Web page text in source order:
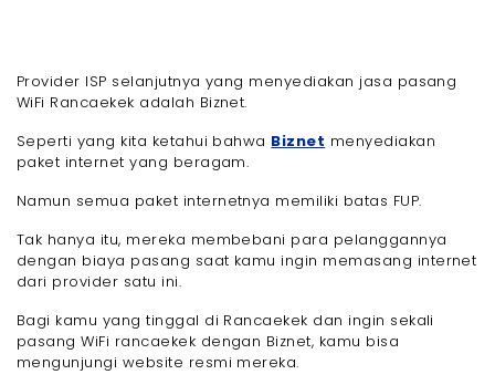
Provider ISP selanjutnya yang menyediakan jasa pasang
WiFi Rancaekek adalah Biznet.
Seperti yang kita ketahui bahwa Biznet menyediakan
paket internet yang beragam.
Namun semua paket internetnya memiliki batas FUP.
Tak hanya itu, mereka membebani para pelanggannya
dengan biaya pasang saat kamu ingin memasang internet
dari provider satu ini.
Bagi kamu yang tinggal di Rancaekek dan ingin sekali
pasang WiFi rancaekek dengan Biznet, kamu bisa
mengunjungi website resmi mereka.